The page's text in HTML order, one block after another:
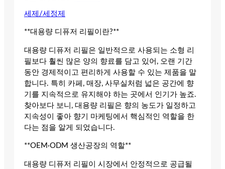
세제/세정제
**대용량 디퓨저 리필이란?**
대용량 디퓨저 리필은 일반적으로 사용되는 소형 리
필보다 훨씬 많은 양의 향료를 담고 있어, 오랜 기간
동안 경제적이고 편리하게 사용할 수 있는 제품을 말
합니다. 특히 카페, 매장, 사무실처럼 넓은 공간에 향
기를 지속적으로 유지해야 하는 곳에서 인기가 높죠.
찾아보다 보니, 대용량 리필은 향의 농도가 일정하고
지속성이 좋아 향기 마케팅에서 핵심적인 역할을 한
다는 점을 알게 되었습니다.
**OEM·ODM 생산공장의 역할**
대용량 디퓨저 리필이 시장에서 안정적으로 공급될